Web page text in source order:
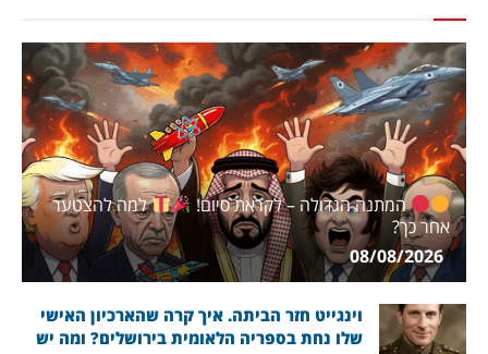
המתנה הגדולה – לקראת סיום!
למה להצטער
אחר כך?
08/08/2026
וינגייט חזר הביתה. איך קרה שהארכיון האישי
שלו נחת בספריה הלאומית בירושלים? ומה יש